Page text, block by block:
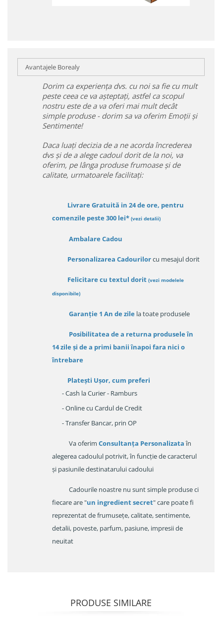
Avantajele Borealy
Dorim ca experiența dvs. cu noi sa fie cu mult
peste ceea ce va așteptați, astfel ca scopul
nostru este de a va oferi mai mult decât
simple produse - dorim sa va oferim Emoții și
Sentimente!
Daca luați decizia de a ne acorda încrederea
dvs și de a alege cadoul dorit de la noi, va
oferim, pe lânga produse frumoase și de
calitate, urmatoarele facilitați:
Livrare Gratuită in 24 de ore, pentru
comenzile peste 300 lei* (vezi detalii)
Ambalare Cadou
Personalizarea Cadourilorcu mesajul dorit
Felicitare cu textul dorit (vezi modelele
disponibile)
Garanție 1 An de zile la toate produsele
Posibilitatea de a returna produsele în
14 zileși de a primi banii înapoi fara nici o
întrebare
Platești Ușor, cum preferi
- Cash la Curier - Ramburs
- Online cu Cardul de Credit
- Transfer Bancar, prin OP
Va oferim Consultanța Personalizataîn
alegerea cadoulul potrivit, în funcție de caracterul
și pasiunile destinatarului cadoului
Cadourile noastre nu sunt simple produse ci
fiecare are "un ingredient secret" care poate fi
reprezentat de frumusețe, calitate, sentimente,
detalii, poveste, parfum, pasiune, impresii de
neuitat
PRODUSE SIMILARE